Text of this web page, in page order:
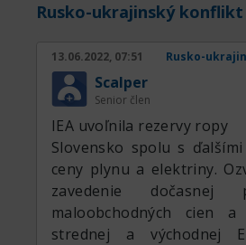
Rusko-ukrajinský konflikt
13.06.2022, 07:51 Rusko-
Scalper
Senior člen
IEA uvoľnila rezervy ropy
Slovensko spolu s
ceny plynu a elektriny.
zavedenie dočasnej
maloobchodných cien
strednej a východnej